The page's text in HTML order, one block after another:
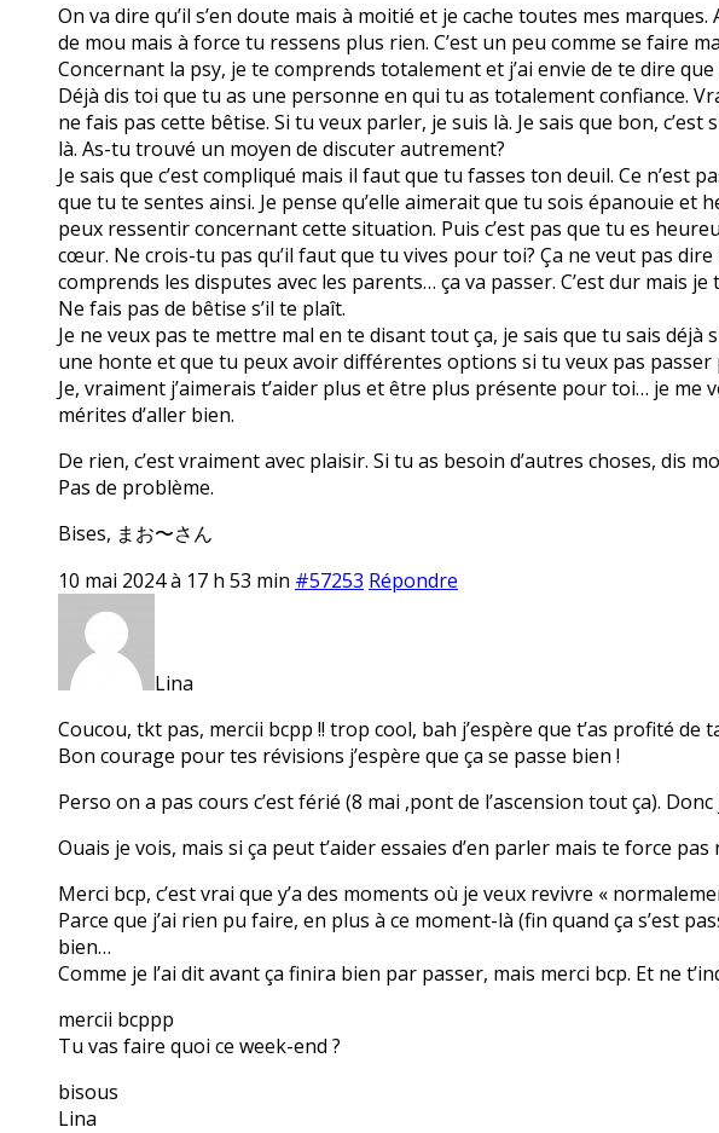
On va dire qu’il s’en doute mais à moitié et je cache toutes mes
de mou mais à force tu ressens plus rien. C’est un peu comme se faire
Concernant la psy, je te comprends totalement et j’ai envie de te dire que
Déjà dis toi que tu as une personne en qui tu as totalement confiance.
ne fais pas cette bêtise. Si tu veux parler, je suis là. Je sais que bon,
là. As-tu trouvé un moyen de discuter autrement?
Je sais que c’est compliqué mais il faut que tu fasses ton deuil. Ce n’est
que tu te sentes ainsi. Je pense qu’elle aimerait que tu sois épanouie et
peux ressentir concernant cette situation. Puis c’est pas que tu es
cœur. Ne crois-tu pas qu’il faut que tu vives pour toi? Ça ne veut pas
comprends les disputes avec les parents… ça va passer. C’est dur mais
Ne fais pas de bêtise s’il te plaît.
Je ne veux pas te mettre mal en te disant tout ça, je sais que tu sais
une honte et que tu peux avoir différentes options si tu veux pas
Je, vraiment j’aimerais t’aider plus et être plus présente pour toi… je
mérites d’aller bien.
De rien, c’est vraiment avec plaisir. Si tu as besoin d’autres choses, dis
Pas de problème.
Bises, まお〜さん
10 mai 2024 à 17 h 53 min #57253 Répondre
Lina
Coucou, tkt pas, mercii bcpp !! trop cool, bah j’espère que t’as profité de
Bon courage pour tes révisions j’espère que ça se passe bien !
Perso on a pas cours c’est férié (8 mai ,pont de l’ascension tout ça).
Ouais je vois, mais si ça peut t’aider essaies d’en parler mais te force pas
Merci bcp, c’est vrai que y’a des moments où je veux revivre «
Parce que j’ai rien pu faire, en plus à ce moment-là (fin quand ça s’est
bien…
Comme je l’ai dit avant ça finira bien par passer, mais merci bcp. Et ne
mercii bcppp
Tu vas faire quoi ce week-end ?
bisous
Lina